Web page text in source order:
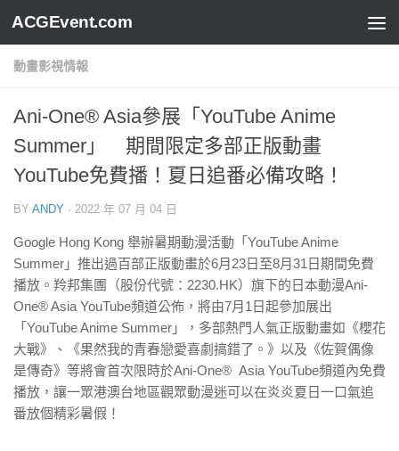
ACGEvent.com
動畫影視情報
Ani-One® Asia參展「YouTube Anime
Summer」 期間限定多部正版動畫
YouTube免費播！夏日追番必備攻略！
BY ANDY · 2022 年 07 月 04 日
Google Hong Kong 舉辦暑期動漫活動「YouTube Anime
Summer」推出過百部正版動畫於6月23日至8月31日期間免費
播放。羚邦集團（股份代號：2230.HK）旗下的日本動漫Ani-
One® Asia YouTube頻道公佈，將由7月1日起參加展出
「YouTube Anime Summer」，多部熱門人氣正版動畫如《櫻花
大戰》、《果然我的青春戀愛喜劇搞錯了。》以及《佐賀偶像
是傳奇》等將會首次限時於Ani-One® Asia YouTube頻道內免費
播放，讓一眾港澳台地區觀眾動漫迷可以在炎炎夏日一口氣追
番放個精彩暑假！